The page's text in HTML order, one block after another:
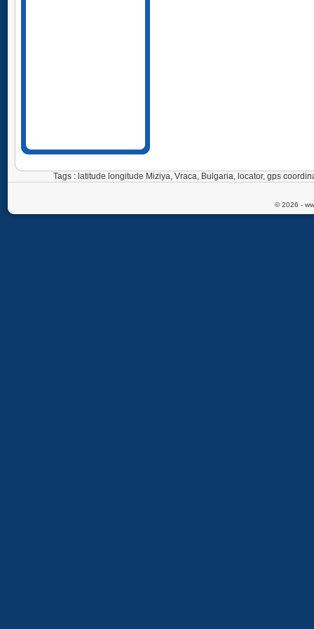
Tags : latitude longitude Miziya, Vraca, Bulgaria, locator, gps
© 2026 -